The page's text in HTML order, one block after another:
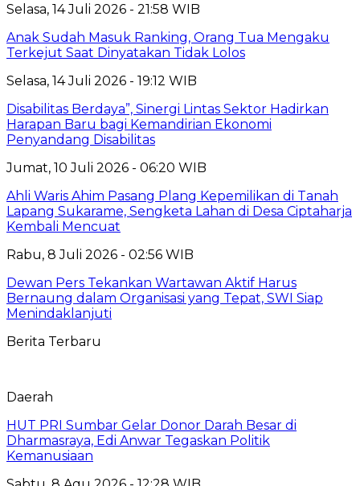
Selasa, 14 Juli 2026 - 21:58 WIB
Anak Sudah Masuk Ranking, Orang Tua Mengaku
Terkejut Saat Dinyatakan Tidak Lolos
Selasa, 14 Juli 2026 - 19:12 WIB
Disabilitas Berdaya”, Sinergi Lintas Sektor Hadirkan
Harapan Baru bagi Kemandirian Ekonomi
Penyandang Disabilitas
Jumat, 10 Juli 2026 - 06:20 WIB
Ahli Waris Ahim Pasang Plang Kepemilikan di Tanah
Lapang Sukarame, Sengketa Lahan di Desa Ciptaharja
Kembali Mencuat
Rabu, 8 Juli 2026 - 02:56 WIB
Dewan Pers Tekankan Wartawan Aktif Harus
Bernaung dalam Organisasi yang Tepat, SWI Siap
Menindaklanjuti
Berita Terbaru
Daerah
HUT PRI Sumbar Gelar Donor Darah Besar di
Dharmasraya, Edi Anwar Tegaskan Politik
Kemanusiaan